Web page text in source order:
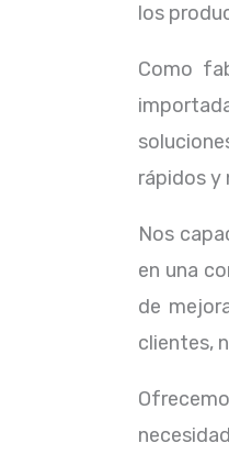
los
Como
rápidos y
Nos
en una
de
clientes,